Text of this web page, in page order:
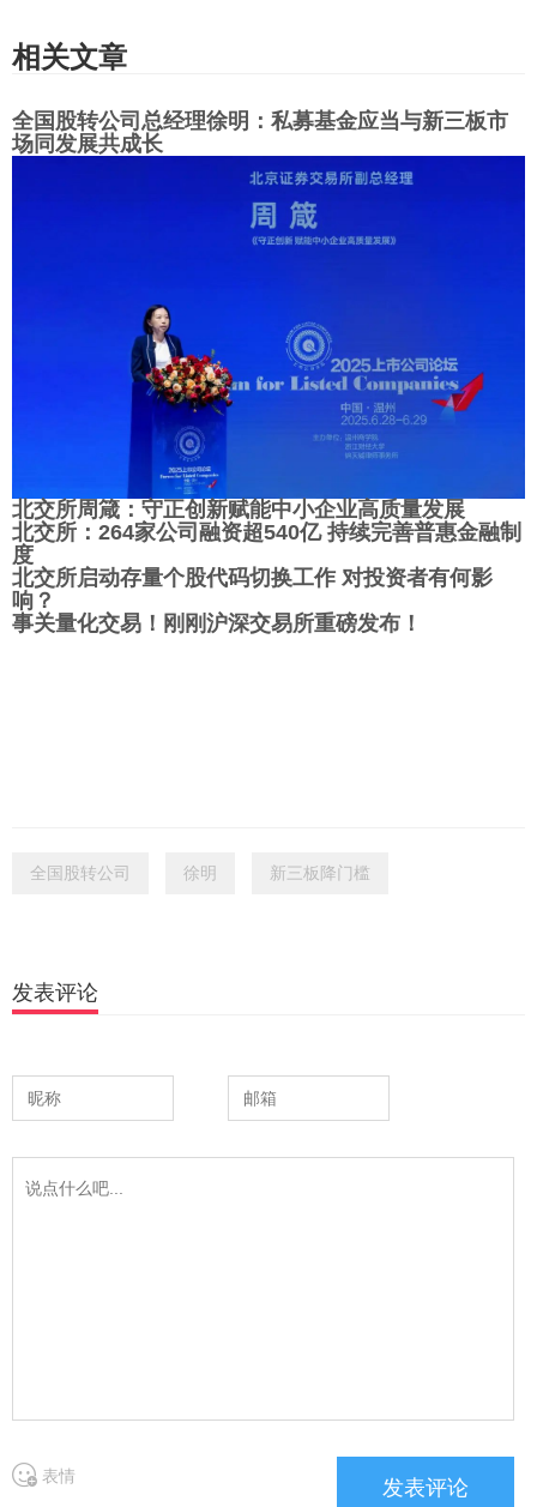
相关文章
全国股转公司总经理徐明：私募基金应当与新三板市
场同发展共成长
北交所周箴：守正创新赋能中小企业高质量发展
北交所：264家公司融资超540亿 持续完善普惠金融制
度
北交所启动存量个股代码切换工作 对投资者有何影
响？
事关量化交易！刚刚沪深交易所重磅发布！
全国股转公司 徐明 新三板降门槛
发表评论
表情